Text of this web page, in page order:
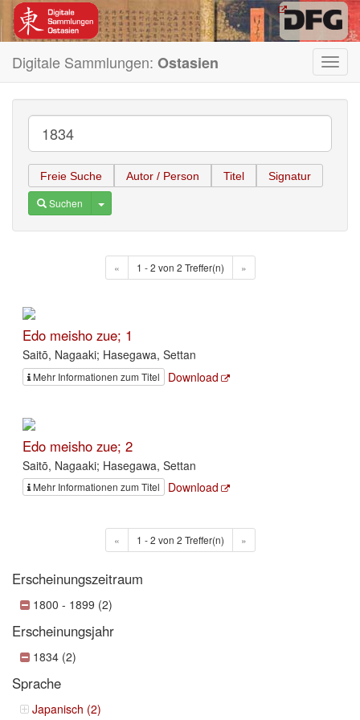
Digitale Sammlungen: Ostasien
Freie Suche Autor / Person Titel Signatur
Suchen Toggle Dropdown
« 1 - 2 von 2 Treffer(n) »
Edo meisho zue; 1
Saitō, Nagaaki; Hasegawa, Settan
Mehr Informationen zum Titel Download
Edo meisho zue; 2
Saitō, Nagaaki; Hasegawa, Settan
Mehr Informationen zum Titel Download
« 1 - 2 von 2 Treffer(n) »
Erscheinungszeitraum
1800 - 1899 (2)
Erscheinungsjahr
1834 (2)
Sprache
Japanisch (2)